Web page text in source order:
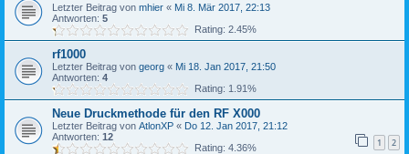
Letzter Beitrag von mhier « Mi 8. Mär 2017, 22:13
Antworten: 5
Rating: 2.45%
rf1000
Letzter Beitrag von georg « Mi 18. Jan 2017, 21:50
Antworten: 4
Rating: 1.91%
Neue Druckmethode für den RF X000
Letzter Beitrag von AtlonXP « Do 12. Jan 2017, 21:12
Antworten: 12 1 2
Rating: 4.36%